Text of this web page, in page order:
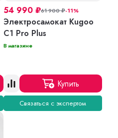
54 990 ₽61 900₽-11%
Электросамокат Kugoo
C1 Pro Plus
В магазине
Купить
Связаться с экспертом